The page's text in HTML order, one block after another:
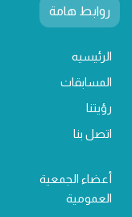
روابط هامة
الرئيسيه
المسابقات
رؤيتنا
اتصل بنا
أعضاء الجمعية
العمومية